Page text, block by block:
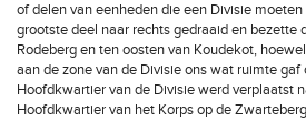
of delen van eenheden die een Divisie
grootste deel naar rechts gedraaid en bezette
Rodeberg en ten oosten van Koudekot,
aan de zone van de Divisie ons wat ruimte
Hoofdkwartier van de Divisie werd verplaatst
Hoofdkwartier van het Korps op de